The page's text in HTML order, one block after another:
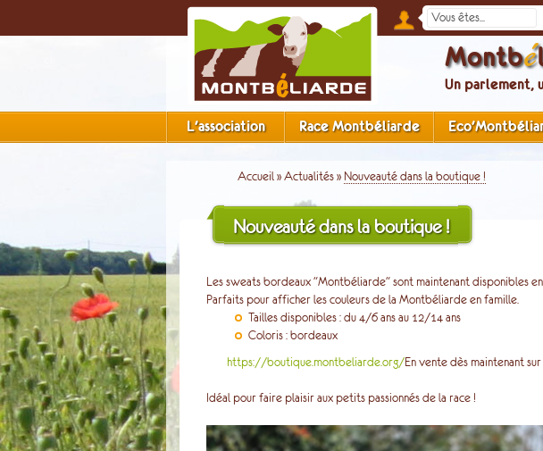
Montbé
Un parlement,
L'association Race Montbéliarde
Accueil» Actualités» Nouveauté dans la boutique !
Nouveauté dans la boutique !
Les sweats bordeaux "Montbéliarde" sont maintenant disponibles
Parfaits pour afficher les couleurs de la Montbéliarde en famille.
Tailles disponibles : du 4/6 ans au 12/14 ans
Coloris : bordeaux
En vente dès maintenant
https://boutique.montbeliarde.org/
Idéal pour faire plaisir aux petits passionnés de la race !